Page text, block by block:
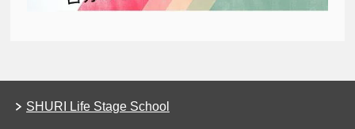
SHURI Life Stage School